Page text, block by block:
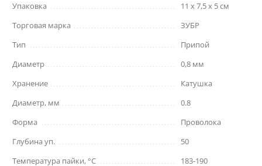
Упаковка
11 x 7,5 x 5 см
Торговая марка
ЗУБР
Тип
Припой
Диаметр
0,8 мм
Хранение
Катушка
Диаметр, мм
0.8
Форма
Проволока
Глубина уп.
50
Температура пайки, °C
183-190